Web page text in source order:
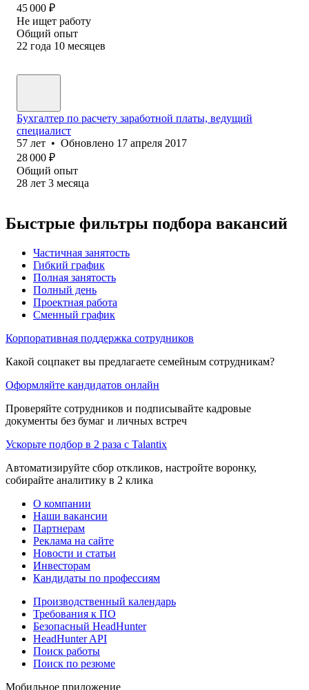
45 000 ₽
Не ищет работу
Общий опыт
22 года 10 месяцев
Бухгалтер по расчету заработной платы, ведущий
специалист
57 лет • Обновлено 17 апреля 2017
28 000 ₽
Общий опыт
28 лет 3 месяца
Быстрые фильтры подбора вакансий
Частичная занятость
Гибкий график
Полная занятость
Полный день
Проектная работа
Сменный график
Корпоративная поддержка сотрудников
Какой соцпакет вы предлагаете семейным сотрудникам?
Оформляйте кандидатов онлайн
Проверяйте сотрудников и подписывайте кадровые
документы без бумаг и личных встреч
Ускорьте подбор в 2 раза с Talantix
Автоматизируйте сбор откликов, настройте воронку,
собирайте аналитику в 2 клика
О компании
Наши вакансии
Партнерам
Реклама на сайте
Новости и статьи
Инвесторам
Кандидаты по профессиям
Производственный календарь
Требования к ПО
Безопасный HeadHunter
HeadHunter API
Поиск работы
Поиск по резюме
Мобильное приложение